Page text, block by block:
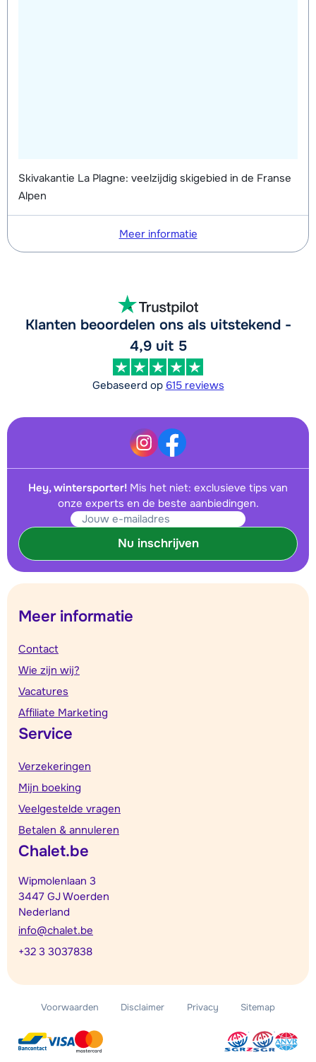
Skivakantie La Plagne: veelzijdig skigebied in de Franse
Alpen
Meer informatie
Klanten beoordelen ons als uitstekend -
4,9 uit 5
Gebaseerd op 615 reviews
Hey, wintersporter! Mis het niet: exclusieve tips van
onze experts en de beste aanbiedingen.
Nu inschrijven
Meer informatie
Contact
Wie zijn wij?
Vacatures
Affiliate Marketing
Service
Verzekeringen
Mijn boeking
Veelgestelde vragen
Betalen & annuleren
Chalet.be
Wipmolenlaan 3
3447 GJ Woerden
Nederland
info@chalet.be
+32 3 3037838
Voorwaarden Disclaimer Privacy Sitemap